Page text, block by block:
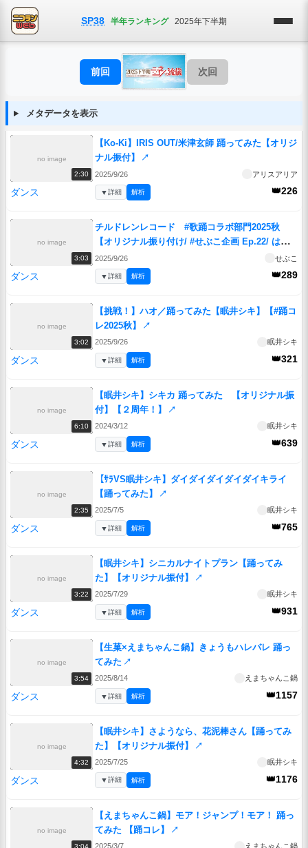
SP38 半年ランキング 2025年下半期
前回 次回
メタデータを表示
no image
2:30
【Ko-Ki】IRIS OUT/米津玄師 踊ってみた【オリジ
ナル振付】
↗
2025/9/26 アリスアリア
ダンス 👑226
▼詳細 解析
no image
3:03
チルドレンレコード #歌踊コラボ部門2025秋
【オリジナル振り付け/ #せぶこ企画 Ep.22/ はれ
もの、 】
2025/9/26 せぶこ
ダンス 👑289
▼詳細 解析
no image
3:02
【挑戦！】ハオ／踊ってみた【眠井シキ】【#踊コ
レ2025秋】
↗
2025/9/26 眠井シキ
ダンス 👑321
▼詳細 解析
no image
6:10
【眠井シキ】シキカ 踊ってみた 【オリジナル振
付】【２周年！】
↗
2024/3/12 眠井シキ
ダンス 👑639
▼詳細 解析
no image
2:35
【ｻﾗVS眠井シキ】ダイダイダイダイダイキライ
【踊ってみた】
↗
2025/7/5 眠井シキ
ダンス 👑765
▼詳細 解析
no image
3:22
【眠井シキ】シニカルナイトプラン【踊ってみ
た】【オリジナル振付】
↗
2025/7/29 眠井シキ
ダンス 👑931
▼詳細 解析
no image
3:54
【生菓×えまちゃんこ鍋】きょうもハレバレ 踊っ
てみた ↗
2025/8/14 えまちゃんこ鍋
ダンス 👑1157
▼詳細 解析
no image
4:32
【眠井シキ】さようなら、花泥棒さん【踊ってみ
た】【オリジナル振付】
↗
2025/7/25 眠井シキ
ダンス 👑1176
▼詳細 解析
no image
3:04
【えまちゃんこ鍋】モア！ジャンプ！モア！ 踊っ
てみた 【踊コレ】
↗
2025/3/7 えまちゃんこ鍋